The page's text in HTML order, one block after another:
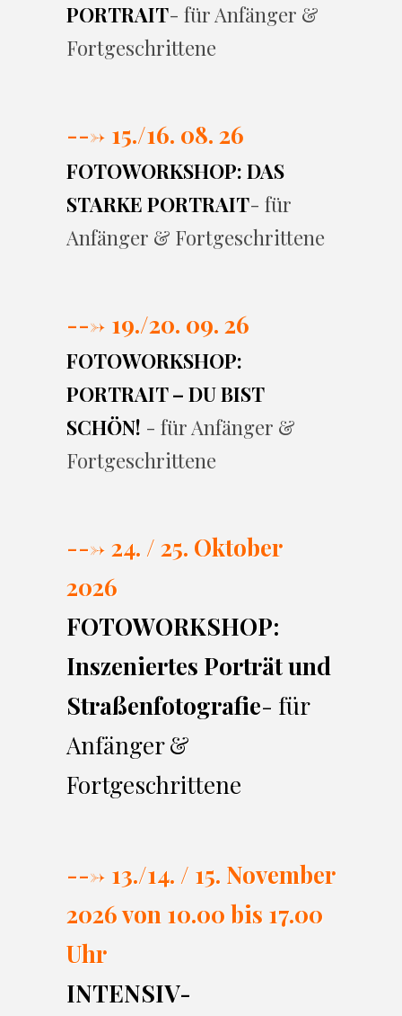
PORTRAIT- für Anfänger &
Fortgeschrittene
---> 15./16. 08. 26
FOTOWORKSHOP: DAS
STARKE PORTRAIT- für
Anfänger & Fortgeschrittene
---> 19./20. 09. 26
FOTOWORKSHOP:
PORTRAIT – DU BIST
SCHÖN! - für Anfänger &
Fortgeschrittene
---> 24. / 25. Oktober
2026
FOTOWORKSHOP:
Inszeniertes Porträt und
Straßenfotografie- für
Anfänger &
Fortgeschrittene
---> 13./14. / 15. November
2026 von 10.00 bis 17.00
Uhr
INTENSIV-